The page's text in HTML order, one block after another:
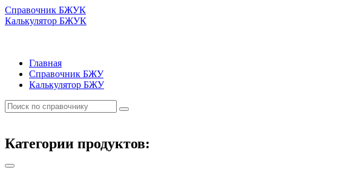
Справочник БЖУК
Калькулятор БЖУК
Главная
Справочник БЖУ
Калькулятор БЖУ
Категории продуктов: